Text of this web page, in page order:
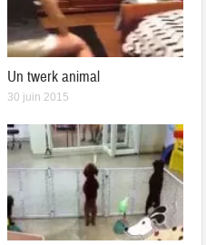
Un twerk animal
30 juin 2015